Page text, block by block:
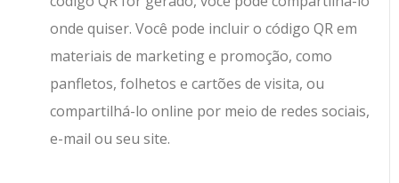
onde quiser. Você pode incluir o código QR em
materiais de marketing e promoção, como
panfletos, folhetos e cartões de visita, ou
compartilhá-lo online por meio de redes sociais,
e-mail ou seu site.